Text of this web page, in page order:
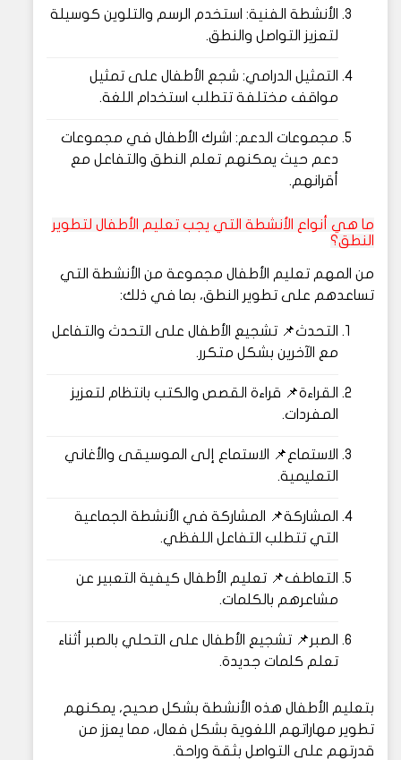
الأنشطة الفنية: استخدم الرسم والتلوين كوسيلة
لتعزيز التواصل والنطق.
التمثيل الدرامي: شجع الأطفال على تمثيل
مواقف مختلفة تتطلب استخدام اللغة.
مجموعات الدعم: اشرك الأطفال في مجموعات
دعم حيث يمكنهم تعلم النطق والتفاعل مع
أقرانهم.
ما هي أنواع الأنشطة التي يجب تعليم الأطفال لتطوير
النطق؟
من المهم تعليم الأطفال مجموعة من الأنشطة التي
تساعدهم على تطوير النطق، بما في ذلك:
التحدث📌 تشجيع الأطفال على التحدث والتفاعل
مع الآخرين بشكل متكرر.
القراءة📌 قراءة القصص والكتب بانتظام لتعزيز
المفردات.
الاستماع📌 الاستماع إلى الموسيقى والأغاني
التعليمية.
المشاركة📌 المشاركة في الأنشطة الجماعية
التي تتطلب التفاعل اللفظي.
التعاطف📌 تعليم الأطفال كيفية التعبير عن
مشاعرهم بالكلمات.
الصبر📌 تشجيع الأطفال على التحلي بالصبر أثناء
تعلم كلمات جديدة.
بتعليم الأطفال هذه الأنشطة بشكل صحيح، يمكنهم
تطوير مهاراتهم اللغوية بشكل فعال، مما يعزز من
قدرتهم على التواصل بثقة وراحة.